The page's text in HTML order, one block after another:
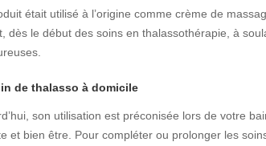
était utilisé à l’origine comme crème de
dès le début des soins en thalassothérapie, à
de thalasso à domicile
son utilisation est préconisée lors de votre
et bien être. Pour compléter ou prolonger les